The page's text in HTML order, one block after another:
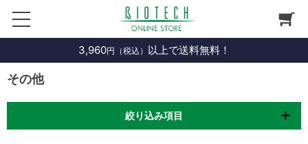
3,960円（税込） 以上で送料無料！
その他
絞り込み項目